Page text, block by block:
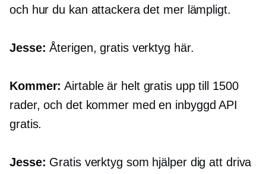
och hur du kan attackera det mer lämpligt.
Jesse: Återigen, gratis verktyg här.
Kommer: Airtable är helt gratis upp till 1500
rader, och det kommer med en inbyggd API
gratis.
Jesse: Gratis verktyg som hjälper dig att driva